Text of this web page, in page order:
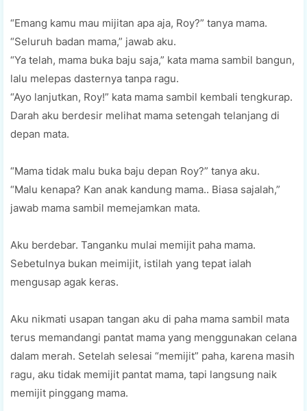
“Emang kamu mau mijitan apa aja, Roy?” tanya mama.
“Seluruh badan mama,” jawab aku.
“Ya telah, mama buka baju saja,” kata mama sambil bangun,
lalu melepas dasternya tanpa ragu.
“Ayo lanjutkan, Roy!” kata mama sambil kembali tengkurap.
Darah aku berdesir melihat mama setengah telanjang di
depan mata.
“Mama tidak malu buka baju depan Roy?” tanya aku.
“Malu kenapa? Kan anak kandung mama.. Biasa sajalah,”
jawab mama sambil memejamkan mata.
Aku berdebar. Tanganku mulai memijit paha mama.
Sebetulnya bukan meimijit, istilah yang tepat ialah
mengusap agak keras.
Aku nikmati usapan tangan aku di paha mama sambil mata
terus memandangi pantat mama yang menggunakan celana
dalam merah. Setelah selesai “memijit” paha, karena masih
ragu, aku tidak memijit pantat mama, tapi langsung naik
memijit pinggang mama.